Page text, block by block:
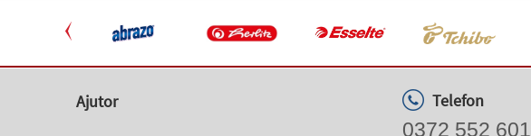
Ajutor Telefon
0372 552 601